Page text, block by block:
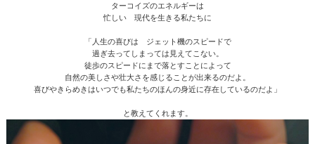
ターコイズのエネルギーは
忙しい 現代を生きる私たちに
「人生の喜びは ジェット機のスピードで
過ぎ去ってしまっては見えてこない。
徒歩のスピードにまで落とすことによって
自然の美しさや壮大さを感じることが出来るのだよ。
喜びやきらめきはいつでも私たちのほんの身近に存在しているのだよ」
と教えてくれます。